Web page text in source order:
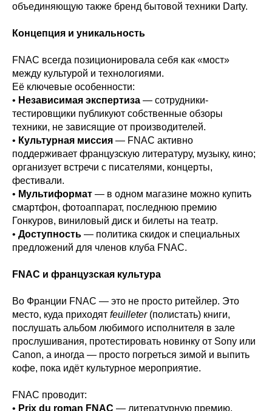
объединяющую также бренд бытовой техники Darty.
Концепция и уникальность
FNAC всегда позиционировала себя как «мост»
между культурой и технологиями.
Её ключевые особенности:
• Независимая экспертиза — сотрудники-
тестировщики публикуют собственные обзоры
техники, не зависящие от производителей.
• Культурная миссия — FNAC активно
поддерживает французскую литературу, музыку, кино;
организует встречи с писателями, концерты,
фестивали.
• Мультиформат — в одном магазине можно купить
смартфон, фотоаппарат, последнюю премию
Гонкуров, виниловый диск и билеты на театр.
• Доступность — политика скидок и специальных
предложений для членов клуба FNAC.
FNAC и французская культура
Во Франции FNAC — это не просто ритейлер. Это
место, куда приходят feuilleter(полистать) книги,
послушать альбом любимого исполнителя в зале
прослушивания, протестировать новинку от Sony или
Canon, а иногда — просто погреться зимой и выпить
кофе, пока идёт культурное мероприятие.
FNAC проводит:
• Prix du roman FNAC — литературную премию,